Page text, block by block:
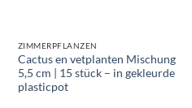
ZIMMERPFLANZEN
Cactus en vetplanten Mischung
5,5 cm | 15 stück – in gekleurde
plasticpot